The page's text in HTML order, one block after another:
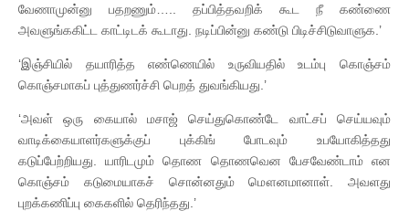
வேணாமுன்னு பதறணும்….. தப்பித்தவறிக் கூட நீ கண்ணை
அவளுங்ககிட்ட காட்டிடக் கூடாது. நடிப்பின்னு கண்டு பிடிச்சிடுவாளுக.’
‘இஞ்சியில் தயாரித்த எண்ணெயில் உருவியதில் உடம்பு கொஞ்சம்
கொஞ்சமாகப் புத்துணர்ச்சி பெறத் துவங்கியது.’
‘அவள் ஒரு கையால் மசாஜ் செய்துகொண்டே வாட்சப் செய்யவும்
வாடிக்கையாளர்களுக்குப் புக்கிங் போடவும் உபயோகித்தது
கடுப்பேற்றியது. யாரிடமும் தொண தொணவென பேசவேண்டாம் என
கொஞ்சம் கடுமையாகச் சொன்னதும் மௌனமானாள். அவளது
புறக்கணிப்பு கைகளில் தெரிந்தது.’